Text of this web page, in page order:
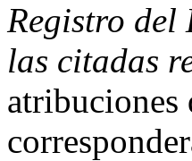
Registro
las citadas
atribuciones